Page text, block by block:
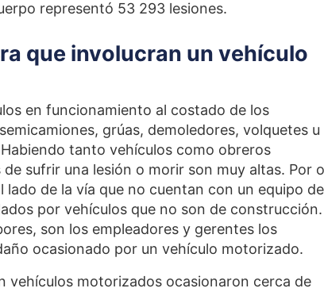
representó 53 293 lesiones.
que involucran un vehículo
en funcionamiento al costado de los
grúas, demoledores, volquetes u
tanto vehículos como obreros
sufrir una lesión o morir son muy altas. Por
de la vía que no cuentan con un equipo de
por vehículos que no son de construcción.
son los empleadores y gerentes los
ocasionado por un vehículo motorizado.
vehículos motorizados ocasionaron cerca de